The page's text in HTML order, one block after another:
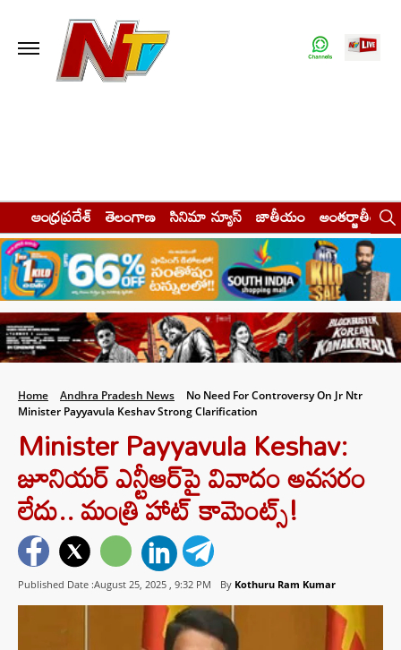
ఆంధ్రప్రదేశ్ తెలంగాణ సినిమా న్యూస్ జాతీయం అంతర్జాతీయం
Home Andhra Pradesh News
No Need For Controversy On Jr Ntr
Minister Payyavula Keshav Strong Clarification
Minister Payyavula Keshav:
జూనియర్ ఎన్టీఆర్‌పై వివాదం అవసరం
లేదు.. మంత్రి హాట్ కామెంట్స్!
Published Date :August 25, 2025 , 9:32 PM By Kothuru Ram Kumar